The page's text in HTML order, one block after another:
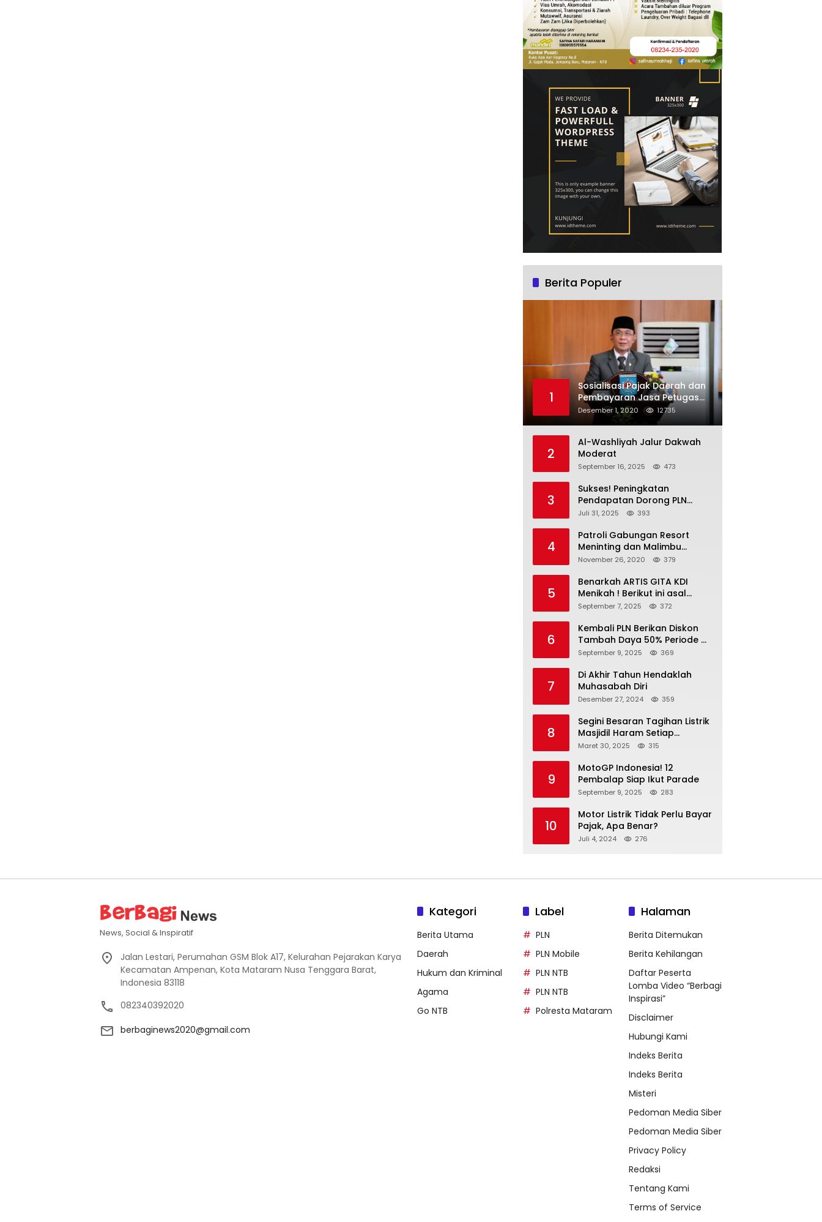
Berita Populer
1
Sosialisasi Pajak Daerah dan
Pembayaran Jasa Petugas
Penyampaian SPT PBB-P2
Kota Mataram
Desember 1, 2020 12735
2
Al-Washliyah Jalur Dakwah
Moderat
September 16, 2025 473
3
Sukses! Peningkatan
Pendapatan Dorong PLN
Masuk Fortune Global 500
Juli 31, 2025 393
4
Patroli Gabungan Resort
Meninting dan Malimbu
Bersama TNI – POLRI
November 26, 2020 379
5
Benarkah ARTIS GITA KDI
Menikah ! Berikut ini asal
calon suaminya dan intip
September 7, 2025 372
6
Kembali PLN Berikan Diskon
Tambah Daya 50% Periode 4-
17 September, Cek
September 9, 2025 369
7
Di Akhir Tahun Hendaklah
Muhasabah Diri
Desember 27, 2024 359
8
Segini Besaran Tagihan Listrik
Masjidil Haram Setiap
Bulannya
Maret 30, 2025 315
9
MotoGP Indonesia! 12
Pembalap Siap Ikut Parade
September 9, 2025 283
10
Motor Listrik Tidak Perlu Bayar
Pajak, Apa Benar?
Juli 4, 2024 276
News, Social & Inspiratif
Jalan Lestari, Perumahan GSM Blok A17, Kelurahan Pejarakan Karya
Kecamatan Ampenan, Kota Mataram Nusa Tenggara Barat,
Indonesia 83118
082340392020
berbaginews2020@gmail.com
Kategori
Berita Utama
Daerah
Hukum dan Kriminal
Agama
Go NTB
Label
PLN
PLN Mobile
PLN NTB
PLN NTB
Polresta Mataram
Halaman
Berita Ditemukan
Berita Kehilangan
Daftar Peserta
Lomba Video “Berbagi
Inspirasi”
Disclaimer
Hubungi Kami
Indeks Berita
Indeks Berita
Misteri
Pedoman Media Siber
Pedoman Media Siber
Privacy Policy
Redaksi
Tentang Kami
Terms of Service